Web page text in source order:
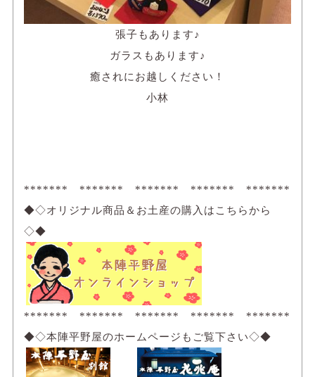
張子もあります♪
ガラスもあります♪
癒されにお越しください！
小林
******* ******* ******* ******* *******
◆◇オリジナル商品＆お土産の購入はこちらから
◇◆
******* ******* ******* ******* *******
◆◇本陣平野屋のホームページもご覧下さい◇◆